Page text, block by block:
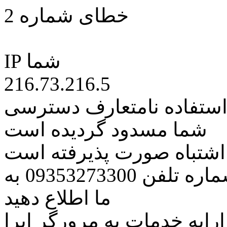
خطای شماره 2
IP شما
216.73.216.5
نامتعارف دسترسی
شما مسدود گردیده است
اشتباه صورت پذیرفته است
مراتب این مسئله را از طریق شماره تلفن 09353273300 به
ما اطلاع دهید
خدمات به مرورگر اپرا